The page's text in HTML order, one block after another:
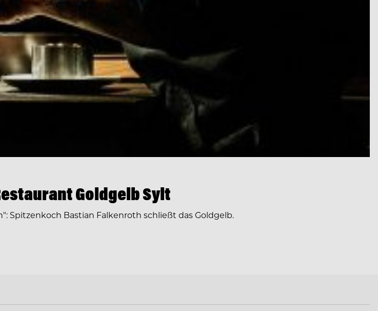
Goldgelb Sylt
Spitzenkoch Bastian Falkenroth schließt das Goldgelb.